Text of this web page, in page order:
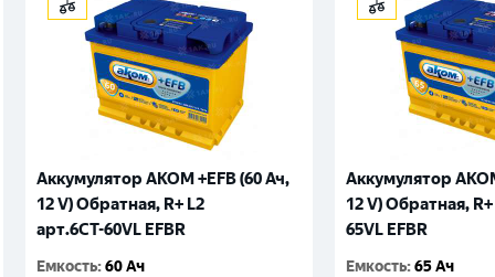
Аккумулятор AKOM +EFB (60 Ач,
12 V) Обратная, R+ L2
арт.6CТ-60VL EFBR
Емкость:60 Ач
Аккумулятор
12 V) Обратная,
65VL EFBR
Емкость:65 Ач